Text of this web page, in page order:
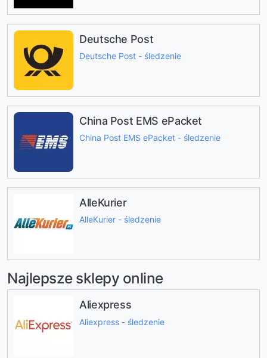
Deutsche Post
Deutsche Post - śledzenie
China Post EMS ePacket
China Post EMS ePacket - śledzenie
AlleKurier
AlleKurier - śledzenie
Najlepsze sklepy online
Aliexpress
Aliexpress - śledzenie